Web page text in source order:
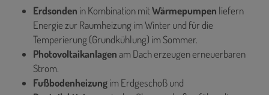
Erdsonden in Kombination mitWärmepumpen liefern
Energie zur Raumheizung im Winter und für die
Temperierung (Grundkühlung) im Sommer.
Photovoltaikanlagenam Dach erzeugen erneuerbaren
Strom.
Fußbodenheizungim Erdgeschoß und